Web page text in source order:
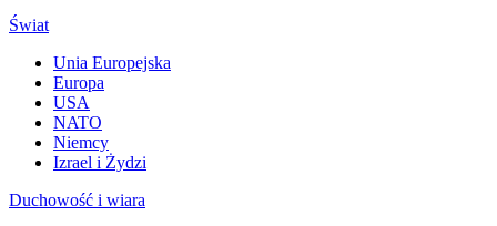
Świat
Unia Europejska
Europa
USA
NATO
Niemcy
Izrael i Żydzi
Duchowość i wiara